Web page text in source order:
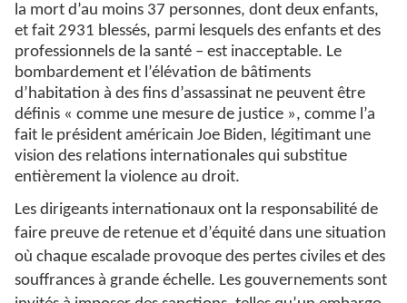
la mort d’au moins 37 personnes, dont deux enfants,
et fait 2931 blessés, parmi lesquels des enfants et des
professionnels de la santé – est inacceptable. Le
bombardement et l’élévation de bâtiments
d’habitation à des fins d’assassinat ne peuvent être
définis « comme une mesure de justice », comme l’a
fait le président américain Joe Biden, légitimant une
vision des relations internationales qui substitue
entièrement la violence au droit.
Les dirigeants internationaux ont la responsabilité de
faire preuve de retenue et d’équité dans une situation
où chaque escalade provoque des pertes civiles et des
souffrances à grande échelle. Les gouvernements sont